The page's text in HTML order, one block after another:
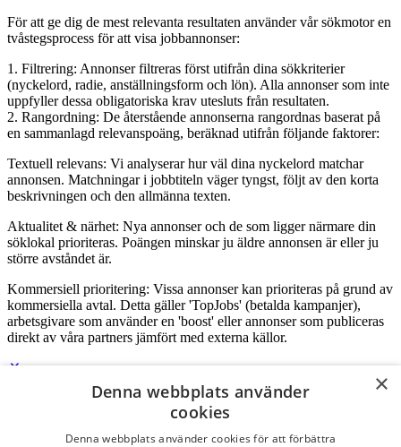
För att ge dig de mest relevanta resultaten använder vår sökmotor en
tvåstegsprocess för att visa jobbannonser:
1. Filtrering: Annonser filtreras först utifrån dina sökkriterier
(nyckelord, radie, anställningsform och lön). Alla annonser som inte
uppfyller dessa obligatoriska krav utesluts från resultaten.
2. Rangordning: De återstående annonserna rangordnas baserat på
en sammanlagd relevanspoäng, beräknad utifrån följande faktorer:
Textuell relevans: Vi analyserar hur väl dina nyckelord matchar
annonsen. Matchningar i jobbtiteln väger tyngst, följt av den korta
beskrivningen och den allmänna texten.
Aktualitet & närhet: Nya annonser och de som ligger närmare din
söklokal prioriteras. Poängen minskar ju äldre annonsen är eller ju
större avståndet är.
Kommersiell prioritering: Vissa annonser kan prioriteras på grund av
kommersiella avtal. Detta gäller 'TopJobs' (betalda kampanjer),
arbetsgivare som använder en 'boost' eller annonser som publiceras
direkt av våra partners jämfört med externa källor.
Logga in som företag
×
Denna webbplats använder
cookies
Denna webbplats använder cookies för att förbättra